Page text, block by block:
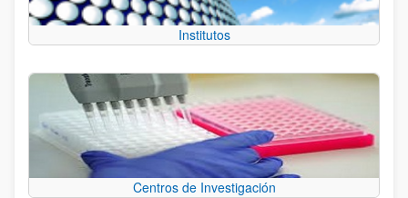
Institutos
Centros de Investigación